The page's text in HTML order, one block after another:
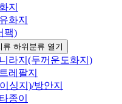
지
화지
팩)
류 하위분류 열기
라지(두꺼운도화지)
레팔지
싱지)/방안지
종이